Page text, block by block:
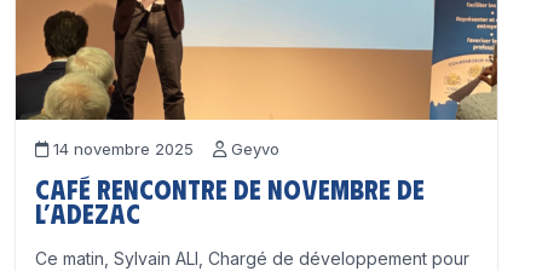
14 novembre 2025 Geyvo
Café Rencontre de Novembre de
l’ADEZAC
Ce matin, Sylvain ALI, Chargé de développement pour